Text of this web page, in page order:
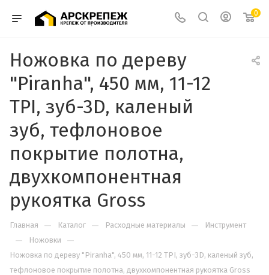
0
Ножовка по дереву
"Piranha", 450 мм, 11-12
TPI, зуб-3D, каленый
зуб, тефлоновое
покрытие полотна,
двухкомпонентная
рукоятка Gross
Главная — Каталог — Расходные материалы — Инструмент
— Ножовки —
Ножовка по дереву "Piranha", 450 мм, 11-12 TPI, зуб-3D, каленый зуб,
тефлоновое покрытие полотна, двухкомпонентная рукоятка Gross